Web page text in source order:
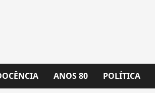
ANOS 80 POLÍTICA